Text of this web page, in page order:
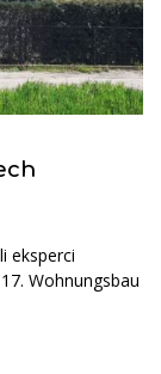
eksperci
Wohnungsbau